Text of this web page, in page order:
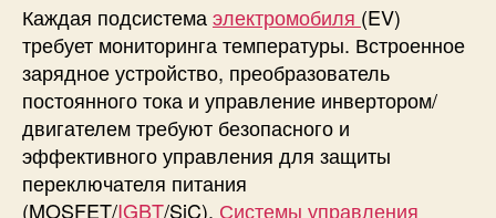
Каждая подсистемаэлектромобиля (EV)
требует мониторинга температуры. Встроенное
зарядное устройство, преобразователь
постоянного тока и управление инвертором/
двигателем требуют безопасного и
эффективного управления для защиты
переключателя питания
(MOSFET/IGBT/SiC). Системы управления